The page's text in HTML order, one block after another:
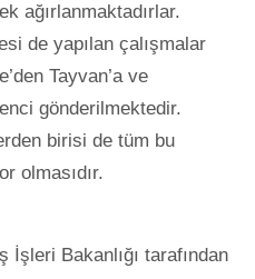
ağırlanmaktadırlar.
de yapılan çalışmalar
Tayvan’a ve
gönderilmektedir.
birisi de tüm bu
olmasıdır.
Bakanlığı tarafından